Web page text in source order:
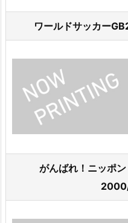
ワールドサッカ
がんばれ！ニッポ